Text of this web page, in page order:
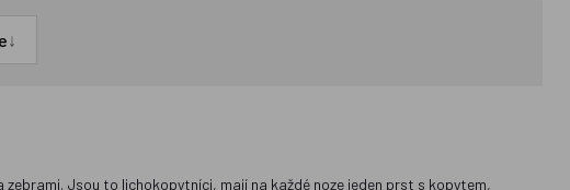
↓
Jsou to lichokopytníci, mají na každé noze jeden prst s kopytem,